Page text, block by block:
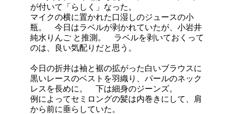
が付いて「らしく」なった。
マイクの横に置かれた口湿しのジュースの小
瓶。 今日はラベルが剥かれていたが、小岩井
純水りんご と推測。 ラベルを剥いておくって
のは、良い気配りだと思う。
今日の折井は袖と裾の拡がった白いブラウスに
黒いレースのベストを羽織り、パールのネック
レスを長めに。 下は細身のジーンズ。
例によってセミロングの髪は内巻きにして、肩
から前に垂らしていた。